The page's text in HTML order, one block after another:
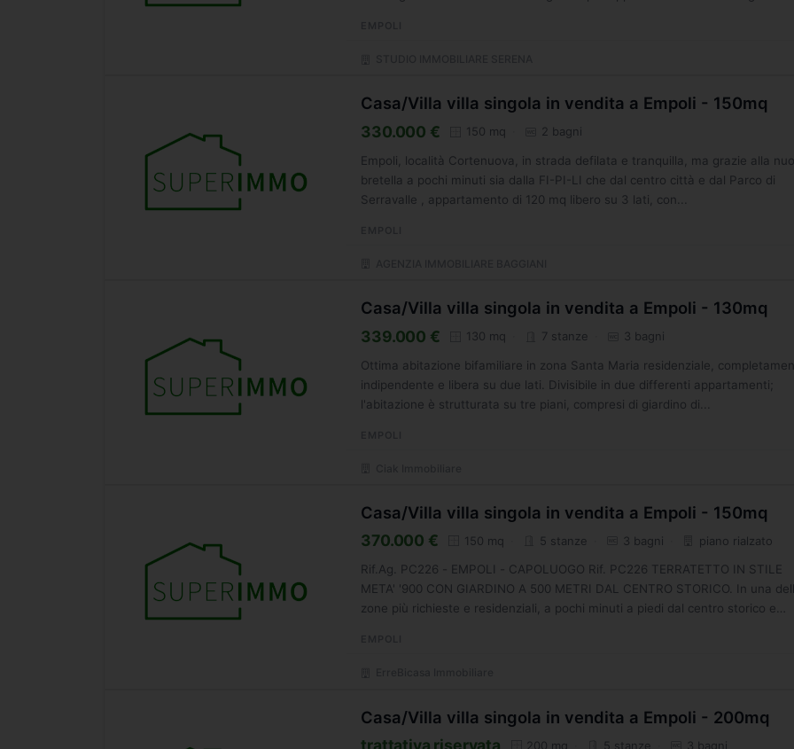
Casa/Villa villa singola in vendita a Empoli - 150mq
330.000 € 150 mq 2 bagni
Empoli, località Cortenuova, in strada defilata e tranquilla, ma grazie alla
bretella a pochi minuti sia dalla FI-PI-LI che dal centro città e dal Parco di
Serravalle , appartamento di 120 mq libero su 3 lati, con...
Casa/Villa villa singola in vendita a Empoli - 130mq
339.000 € 130 mq 7 stanze 3 bagni
Ottima abitazione bifamiliare in zona Santa Maria residenziale,
indipendente e libera su due lati. Divisibile in due differenti appartamenti;
l'abitazione è strutturata su tre piani, compresi di giardino di...
Casa/Villa villa singola in vendita a Empoli - 150mq
370.000 € 150 mq 5 stanze 3 bagni piano rialzato
Rif.Ag. PC226 - EMPOLI - CAPOLUOGO Rif. PC226 TERRATETTO IN STILE
META' '900 CON GIARDINO A 500 METRI DAL CENTRO STORICO. In una
zone più richieste e residenziali, a pochi minuti a piedi dal centro storico e
Casa/Villa villa singola in vendita a Empoli - 200mq
trattativa riservata 200 mq 5 stanze 3 bagni